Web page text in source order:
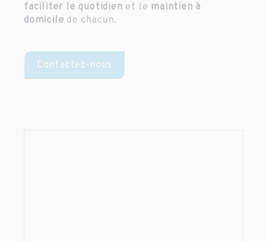
faciliter le quotidien et le maintien à
domicile de chacun.
Contactez-nous